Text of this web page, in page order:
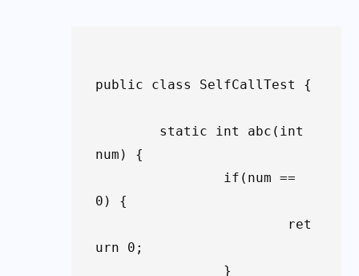
public class SelfCallTest {
num) {
0) {
urn 0;